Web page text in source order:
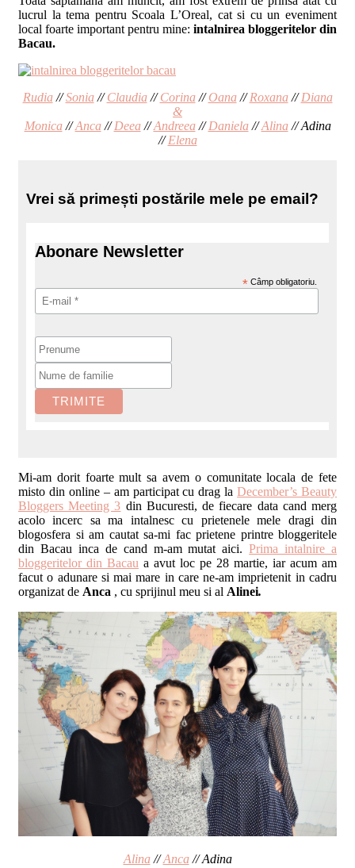
lucrul la tema pentru Scoala L’Oreal, cat si cu un eveniment
local foarte important pentru mine: intalnirea bloggeritelor din
Bacau.
Rudia//Sonia//Claudia//Corina//Oana//Roxana//Diana
&
Monica//Anca//Deea//Andreea//Daniela//Alina// Adina
//Elena
Vrei să primești postările mele pe email?
Abonare Newsletter
* Câmp obligatoriu.
Mi-am dorit foarte mult sa avem o comunitate locala de fete
misto din online – am participat cu drag laDecember’s Beauty
Bloggers Meeting 3 din Bucuresti, de fiecare data cand merg
acolo incerc sa ma intalnesc cu prietenele mele dragi din
blogosfera si am cautat sa-mi fac prietene printre bloggeritele
din Bacau inca de cand m-am mutat aici.Prima intalnire a
bloggeritelor din Bacau a avut loc pe 28 martie, iar acum am
facut o adunare si mai mare in care ne-am imprietenit in cadru
organizat de Anca , cu sprijinul meu si al Alinei.
Alina//Anca// Adina